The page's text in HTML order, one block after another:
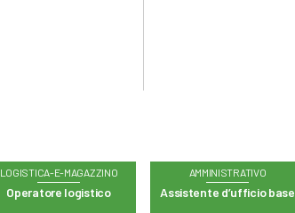
LOGISTICA-E-MAGAZZINO
Operatore logistico
AMMINISTRATIVO
Assistente d’ufficio base